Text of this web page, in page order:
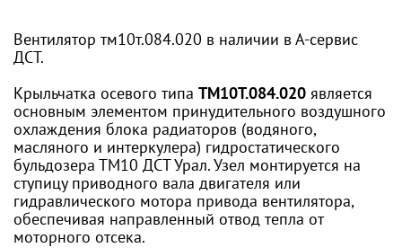
Вентилятор тм10т.084.020 в наличии в А-сервис
ДСТ.
Крыльчатка осевого типа ТМ10Т.084.020 является
основным элементом принудительного воздушного
охлаждения блока радиаторов (водяного,
масляного и интеркулера) гидростатического
бульдозера ТМ10 ДСТ Урал. Узел монтируется на
ступицу приводного вала двигателя или
гидравлического мотора привода вентилятора,
обеспечивая направленный отвод тепла от
моторного отсека.